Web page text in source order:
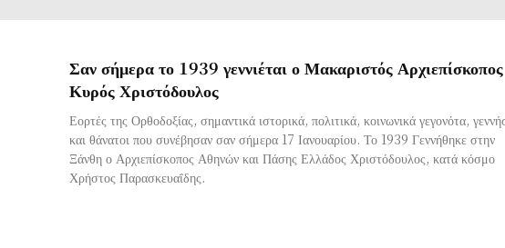
Σαν σήμερα το 1939 γεννιέται ο Μακαριστός Αρχιεπίσκοπος
Κυρός Χριστόδουλος
Εορτές της Ορθοδοξίας, σημαντικά ιστορικά, πολιτικά, κοινωνικά γεγονότα,
και θάνατοι που συνέβησαν σαν σήμερα 17 Ιανουαρίου. Το 1939 Γεννήθηκε στην
Ξάνθη ο Αρχιεπίσκοπος Αθηνών και Πάσης Ελλάδος Χριστόδουλος, κατά κόσμο
Χρήστος Παρασκευαΐδης.